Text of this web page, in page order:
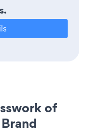
of